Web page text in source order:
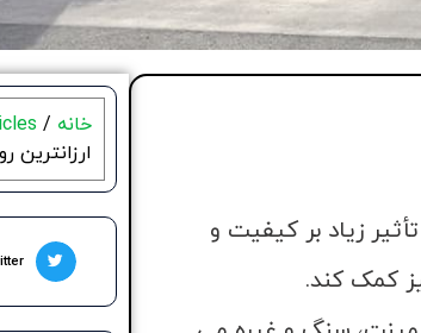
زیاد بر کیفیت و
کمک کند.
خانه /